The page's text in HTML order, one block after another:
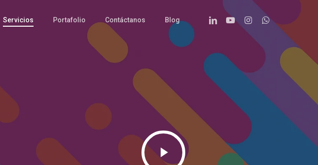
Servicios Portafolio Contáctanos Blog LinkedinYoutubeInstagramWhatsapp
Play
Video